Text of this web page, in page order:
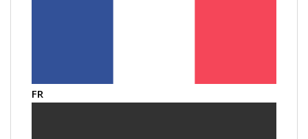
FR